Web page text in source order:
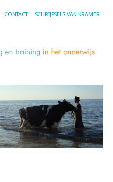
CONTACT SCHRIJFSELS VAN KRAMER